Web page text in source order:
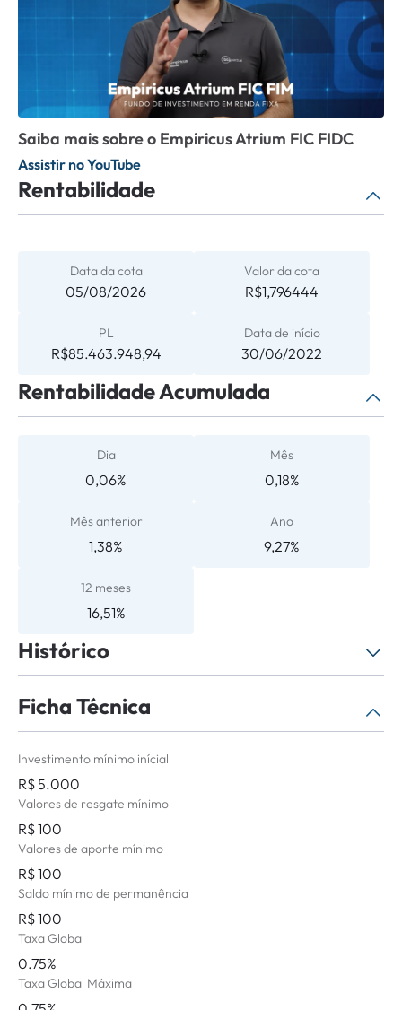
Saiba mais sobre o Empiricus Atrium FIC FIDC
Assistir no YouTube
Rentabilidade
Data da cota
05/08/2026
Valor da cota
R$1,796444
PL
R$85.463.948,94
Data de início
30/06/2022
Rentabilidade Acumulada
Dia
0,06%
Mês
0,18%
Mês anterior
1,38%
Ano
9,27%
12 meses
16,51%
Histórico
Selecione o período
Não há histórico de atualizações para o
Ficha Técnica
Investimento mínimo inícial
R$ 5.000
Valores de resgate mínimo
R$ 100
Valores de aporte mínimo
R$ 100
Saldo mínimo de permanência
R$ 100
Taxa Global
0.75%
Taxa Global Máxima